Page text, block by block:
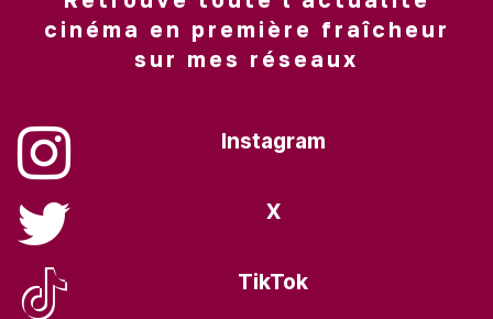
cinéma en première fraîcheur
sur mes réseaux
Instagram
X
TikTok